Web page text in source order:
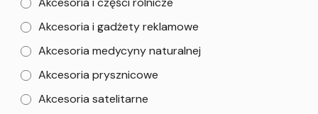
Akcesoria i gadżety reklamowe
Akcesoria medycyny naturalnej
Akcesoria prysznicowe
Akcesoria satelitarne